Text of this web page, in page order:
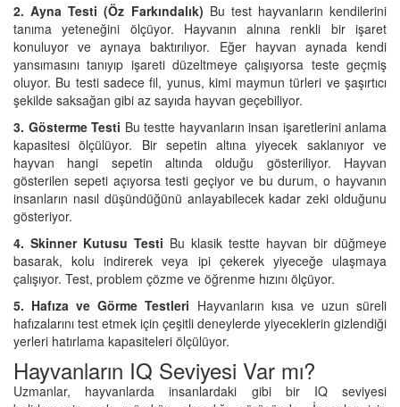
2. Ayna Testi (Öz Farkındalık) Bu test hayvanların kendilerini
tanıma yeteneğini ölçüyor. Hayvanın alnına renkli bir işaret
konuluyor ve aynaya baktırılıyor. Eğer hayvan aynada kendi
yansımasını tanıyıp işareti düzeltmeye çalışıyorsa teste geçmiş
oluyor. Bu testi sadece fil, yunus, kimi maymun türleri ve şaşırtıcı
şekilde saksağan gibi az sayıda hayvan geçebiliyor.
3. Gösterme Testi Bu testte hayvanların insan işaretlerini anlama
kapasitesi ölçülüyor. Bir sepetin altına yiyecek saklanıyor ve
hayvan hangi sepetin altında olduğu gösteriliyor. Hayvan
gösterilen sepeti açıyorsa testi geçiyor ve bu durum, o hayvanın
insanların nasıl düşündüğünü anlayabilecek kadar zeki olduğunu
gösteriyor.
4. Skinner Kutusu Testi Bu klasik testte hayvan bir düğmeye
basarak, kolu indirerek veya ipi çekerek yiyeceğe ulaşmaya
çalışıyor. Test, problem çözme ve öğrenme hızını ölçüyor.
5. Hafıza ve Görme Testleri Hayvanların kısa ve uzun süreli
hafızalarını test etmek için çeşitli deneylerde yiyeceklerin gizlendiği
yerleri hatırlama kapasiteleri ölçülüyor.
Hayvanların IQ Seviyesi Var mı?
Uzmanlar, hayvanlarda insanlardaki gibi bir IQ seviyesi